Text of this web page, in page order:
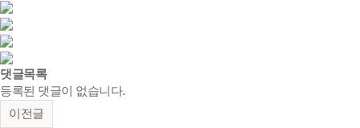
댓글목록
등록된 댓글이 없습니다.
이전글